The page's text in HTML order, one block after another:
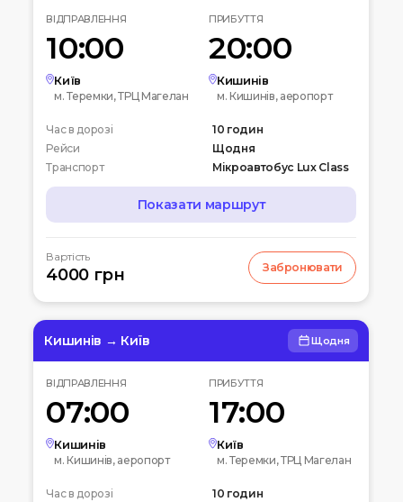
ВІДПРАВЛЕННЯ
10:00
Київ
м. Теремки, ТРЦ Магелан
ПРИБУТТЯ
20:00
Кишинів
м. Кишинів, аеропорт
Транспорт Мікроавтобус Lux Class
Час в дорозі
10 годин
Рейси
Щодня
Показати маршрут
07:00 Чернігів
Автостанція
10:00Київ
Вокзальна пл. 4
Біла церква
Вул. Леваневського
15:00
Автовокзал
Аеропорт
Вартість
4000 грн Забронювати
Кишинів → Київ Щодня
ВІДПРАВЛЕННЯ
07:00
Кишинів
м. Кишинів, аеропорт
ПРИБУТТЯ
17:00
Київ
м. Теремки, ТРЦ Магелан
Час в дорозі
10 годин